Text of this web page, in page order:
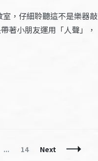
，仔細聆聽這不是樂器敲
著小朋友運用「人聲」，
... Page
14 Next